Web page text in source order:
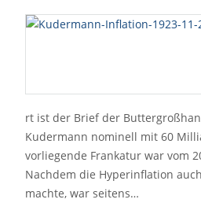
rt ist der Brief der
Kudermann nominell mit 60
vorliegende Frankatur war vom
Nachdem die Hyperinflation
machte, war seitens…